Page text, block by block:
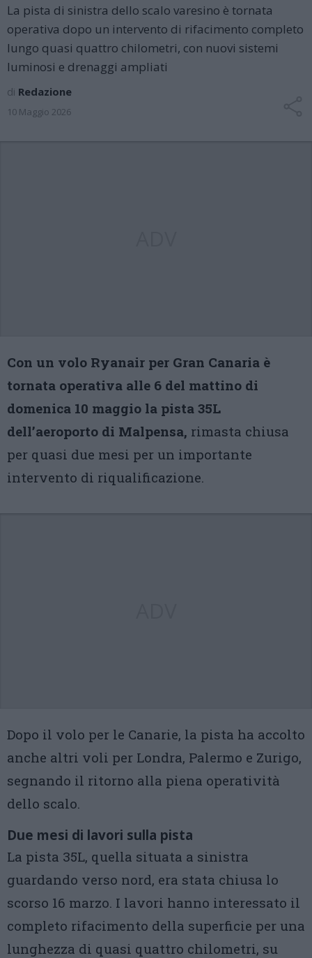
La pista di sinistra dello scalo varesino è tornata
operativa dopo un intervento di rifacimento completo
lungo quasi quattro chilometri, con nuovi sistemi
luminosi e drenaggi ampliati
di Redazione
10 Maggio 2026
Con un volo Ryanair per Gran Canaria è
tornata operativa alle 6 del mattino di
domenica 10 maggio la pista 35L
dell’aeroporto di Malpensa, rimasta chiusa
per quasi due mesi per un importante
intervento di riqualificazione.
Dopo il volo per le Canarie, la pista ha accolto
anche altri voli per Londra, Palermo e Zurigo,
segnando il ritorno alla piena operatività
dello scalo.
Due mesi di lavori sulla pista
La pista 35L, quella situata a sinistra
guardando verso nord, era stata chiusa lo
scorso 16 marzo. I lavori hanno interessato il
completo rifacimento della superficie per una
lunghezza di quasi quattro chilometri, su